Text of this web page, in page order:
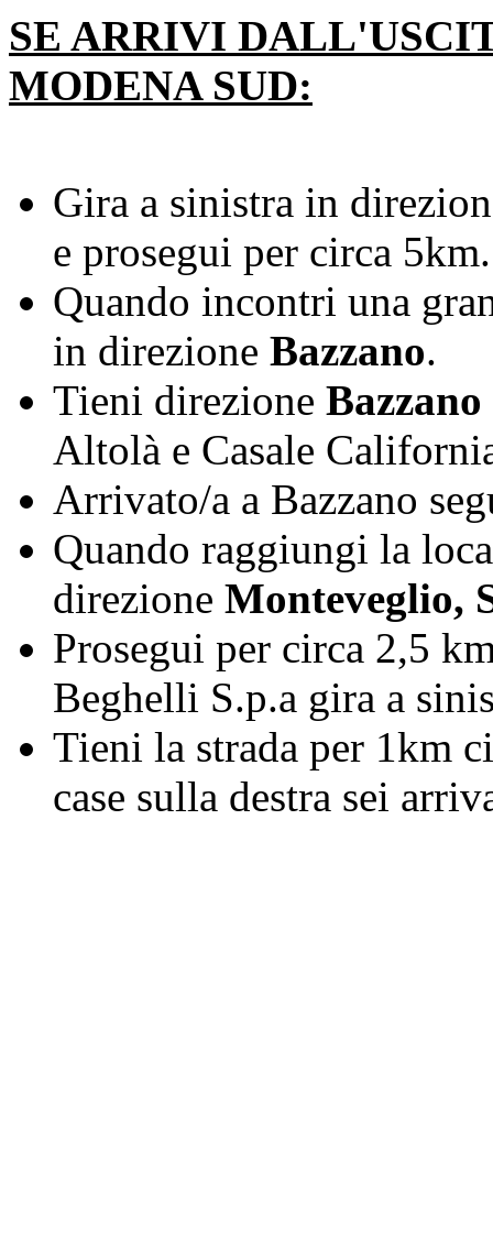
SE ARRIVI
MODENA SUD:
Gira a sinistra in
e prosegui per circa 5km.
Quando incontri una
in direzione Bazzano.
Tieni direzione Bazzano
Altolà e Casale
Arrivato/a a Bazzano
Quando raggiungi la
direzione Monteveglio,
Prosegui per circa 2,5
Beghelli S.p.a gira a
Tieni la strada per 1km
case sulla destra sei